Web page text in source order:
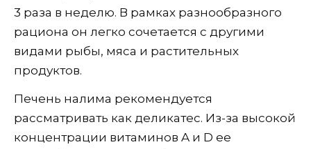
3 раза в неделю. В рамках разнообразного
рациона он легко сочетается с другими
видами рыбы, мяса и растительных
продуктов.
Печень налима рекомендуется
рассматривать как деликатес. Из-за высокой
концентрации витаминов A и D ее